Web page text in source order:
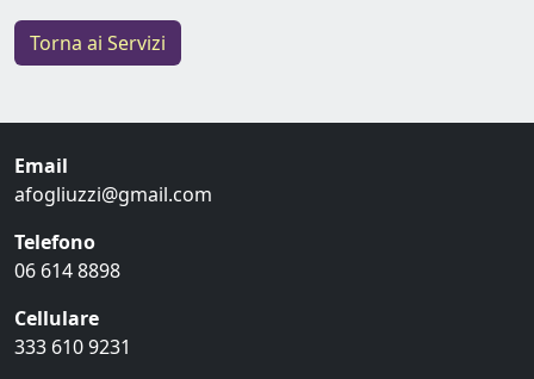
Torna ai Servizi
Email
afogliuzzi@gmail.com
Telefono
06 614 8898
Cellulare
333 610 9231